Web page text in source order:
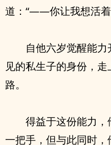
道：“——你让我想活着
自他六岁觉醒能
见的私生子的身份，
路。
得益于这份能力
一把手，但与此同时